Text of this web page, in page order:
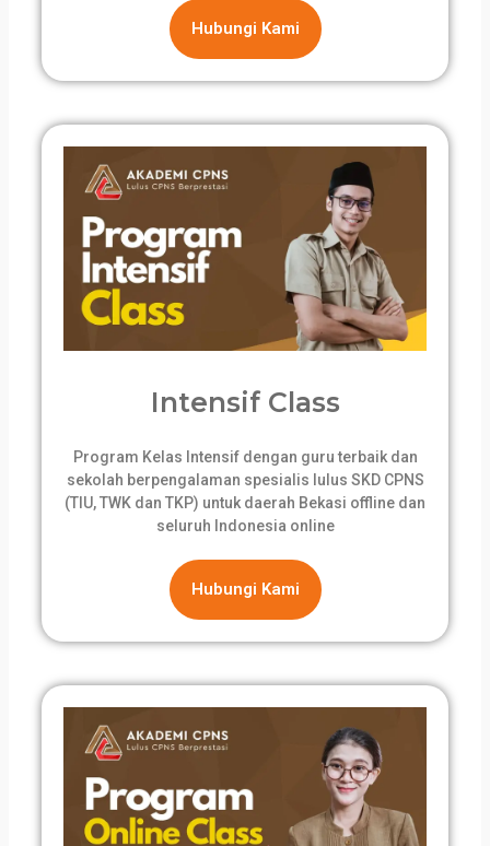
Hubungi Kami
Intensif Class
Program Kelas Intensif dengan guru terbaik dan
sekolah berpengalaman spesialis lulus SKD CPNS
(TIU, TWK dan TKP) untuk daerah Bekasi offline dan
seluruh Indonesia online
Hubungi Kami